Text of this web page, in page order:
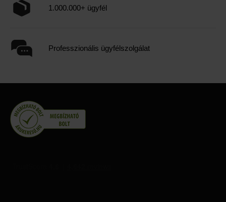
1.000.000+ ügyfél
Professzionális ügyfélszolgálat